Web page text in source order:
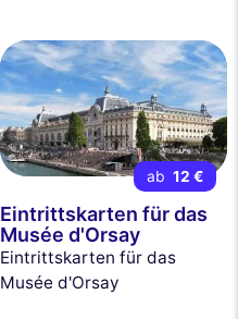
ab 12 €
Eintrittskarten für das
Musée d'Orsay
Eintrittskarten für das
Musée d'Orsay